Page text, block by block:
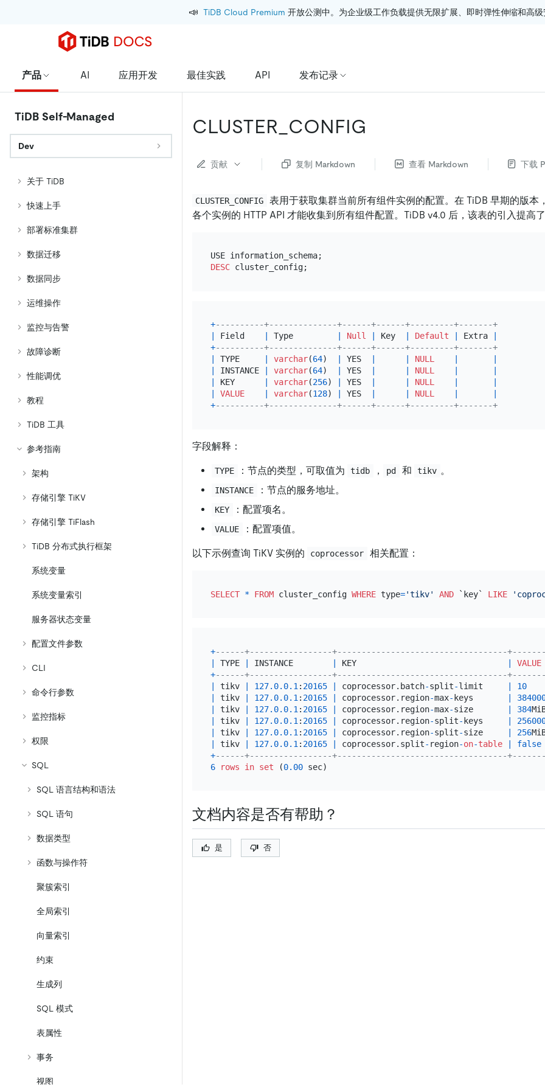
📣 TiDB Cloud Premium 开放公测中。为企业级工作负载提供无限扩展、即时弹性伸缩和高级
产品 AI 应用开发 最佳实践 API 发布记录
TiDB Self-Managed
Dev
关于 TiDB
快速上手
部署标准集群
数据迁移
数据同步
运维操作
监控与告警
故障诊断
性能调优
教程
TiDB 工具
参考指南
架构
存储引擎 TiKV
存储引擎 TiFlash
TiDB 分布式执行框架
系统变量
系统变量索引
服务器状态变量
配置文件参数
CLI
命令行参数
监控指标
权限
SQL
SQL 语言结构和语法
SQL 语句
数据类型
函数与操作符
聚簇索引
全局索引
向量索引
约束
生成列
SQL 模式
表属性
事务
视图
CLUSTER_CONFIG
贡献 复制 Markdown 查看 Markdown 下载
CLUSTER_CONFIG
表用于获取集群当前所有组件实例的配置。在 TiDB 早期的版本
各个实例的 HTTP API 才能收集到所有组件配置。TiDB v4.0 后，该表的引入提高了
DESC
+----------+--------------+------+------+---------+-------+
Field Type Null Key Default Extra
+----------+--------------+------+------+---------+-------+
TYPE varchar(64) YES NULL
INSTANCE varchar(64) YES NULL
KEY varchar(256) YES NULL
VALUE varchar(128) YES NULL
+----------+--------------+------+------+---------+-------+
字段解释：
TYPE ：节点的类型，可取值为 tidb ， pd 和 tikv 。
INSTANCE ：节点的服务地址。
KEY ：配置项名。
VALUE ：配置项值。
以下示例查询 TiKV 实例的 coprocessor 相关配置：
SELECT * FROM cluster_config WHERE type='tikv' AND `key` LIKE
+------+-----------------+-----------------------------------
TYPE INSTANCE KEY VALUE
+------+-----------------+-----------------------------------
tikv 127.0.0.1 : 20165 coprocessor.batch-split-limit 10
tikv 127.0.0.1 : 20165 coprocessor.region-max- keys
tikv 127.0.0.1 : 20165 coprocessor.region-max-size 384
tikv 127.0.0.1 : 20165 coprocessor.region-split- keys
tikv 127.0.0.1 : 20165 coprocessor.region-split-size 256
tikv 127.0.0.1 : 20165 coprocessor.split- region-on-table false
+------+-----------------+-----------------------------------
6
rows in set (0.00
文档内容是否有帮助？
是 否